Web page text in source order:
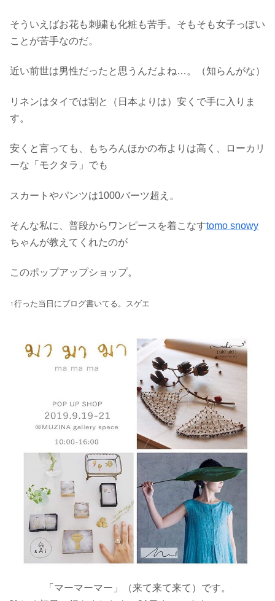
そういえばお花も刺繍も化粧も苦手。そもそも女子っぽい
ことが苦手なのだ。
近い前世は男性だったと思うんだよね…。（知らんがな）
リネンはタイでは割と（日本よりは）安くで手に入りま
す。
安くと言っても、もちろんほかの布よりは高く、ローカリ
ーな「モクタラ」でも
スカートやパンツは1000バーツ超え。
そんな私に、普段からワンピースを着こなすtomo snowy
ちゃんが教えてくれたのが
このポップアップショップ。
↑行った当日にブログ書いてる。スゲエ
「マーマーマー」（来て来て来て）です。